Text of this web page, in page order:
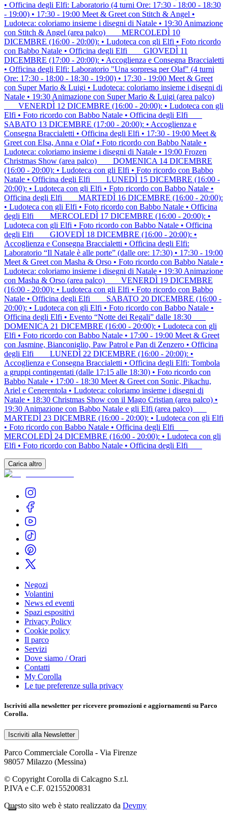
• Officina degli Elfi: Laboratorio (4 turni Ore: 17:30 - 18:00 - 18:30
- 19:00) • 17:30 - 19:00 Meet & Greet con Stitch & Angel •
Ludoteca: coloriamo insieme i disegni di Natale • 19:30 Animazione
con Stitch & Angel (area palco) ___ MERCOLEDÌ 10
DICEMBRE (16:00 - 20:00): • Ludoteca con gli Elfi • Foto ricordo
con Babbo Natale • Officina degli Elfi ___ GIOVEDÌ 11
DICEMBRE (17:00 - 20:00): • Accoglienza e Consegna Braccialetti
• Officina degli Elfi: Laboratorio "Una sorpresa per Olaf" (4 turni
Ore: 17:30 - 18:00 - 18:30 - 19:00) • 17:30 - 19:00 Meet & Greet
con Super Mario & Luigi • Ludoteca: coloriamo insieme i disegni di
Natale • 19:30 Animazione con Super Mario & Luigi (area palco)
___ VENERDÌ 12 DICEMBRE (16:00 - 20:00): • Ludoteca con gli
Elfi • Foto ricordo con Babbo Natale • Officina degli Elfi ___
SABATO 13 DICEMBRE (17:00 - 20:00): • Accoglienza e
Consegna Braccialetti • Officina degli Elfi • 17:30 - 19:00 Meet &
Greet con Elsa, Anna e Olaf • Foto ricordo con Babbo Natale •
Ludoteca: coloriamo insieme i disegni di Natale • 19:00 Frozen
Christmas Show (area palco) ___ DOMENICA 14 DICEMBRE
(16:00 - 20:00): • Ludoteca con gli Elfi • Foto ricordo con Babbo
Natale • Officina degli Elfi ___ LUNEDÌ 15 DICEMBRE (16:00 -
20:00): • Ludoteca con gli Elfi • Foto ricordo con Babbo Natale •
Officina degli Elfi ___ MARTEDÌ 16 DICEMBRE (16:00 - 20:00):
• Ludoteca con gli Elfi • Foto ricordo con Babbo Natale • Officina
degli Elfi ___ MERCOLEDÌ 17 DICEMBRE (16:00 - 20:00): •
Ludoteca con gli Elfi • Foto ricordo con Babbo Natale • Officina
degli Elfi ___ GIOVEDÌ 18 DICEMBRE (16:00 - 20:00): •
Accoglienza e Consegna Braccialetti • Officina degli Elfi:
Laboratorio “Il Natale è alle porte” (dalle ore: 17:30) • 17:30 - 19:00
Meet & Greet con Masha & Orso • Foto ricordo con Babbo Natale •
Ludoteca: coloriamo insieme i disegni di Natale • 19:30 Animazione
con Masha & Orso (area palco) ___ VENERDÌ 19 DICEMBRE
(16:00 - 20:00): • Ludoteca con gli Elfi • Foto ricordo con Babbo
Natale • Officina degli Elfi ___ SABATO 20 DICEMBRE (16:00 -
20:00): • Ludoteca con gli Elfi • Foto ricordo con Babbo Natale •
Officina degli Elfi • Evento “Notte dei Regali” dalle 18:30 ___
DOMENICA 21 DICEMBRE (16:00 - 20:00): • Ludoteca con gli
Elfi • Foto ricordo con Babbo Natale • 17:00 - 19:00 Meet & Greet
con Jasmine, Bianconiglio, Paw Patrol e Pan di Zenzero • Officina
degli Elfi ___ LUNEDÌ 22 DICEMBRE (16:00 - 20:00): •
Accoglienza e Consegna Braccialetti • Officina degli Elfi: Tombola
a gruppi contingentati (dalle 17:15 alle 18:30) • Foto ricordo con
Babbo Natale • 17:00 - 18:30 Meet & Greet con Sonic, Pikachu,
Ariel e Cenerentola • Ludoteca: coloriamo insieme i disegni di
Natale • 18:30 Christmas Show con il Mago Cristian (area palco) •
19:30 Animazione con Babbo Natale e gli Elfi (area palco) ___
MARTEDÌ 23 DICEMBRE (16:00 - 20:00): • Ludoteca con gli Elfi
• Foto ricordo con Babbo Natale • Officina degli Elfi ___
MERCOLEDÌ 24 DICEMBRE (16:00 - 20:00): • Ludoteca con gli
Elfi • Foto ricordo con Babbo Natale • Officina degli Elfi ___
Carica altro
Negozi
Volantini
News ed eventi
Spazi espositivi
Privacy Policy
Cookie policy
Il parco
Servizi
Dove siamo / Orari
Contatti
My Corolla
Le tue preferenze sulla privacy
Iscriviti alla newsletter per ricevere promozioni e aggiornamenti su Parco
Corolla.
Iscriviti alla Newsletter
Parco Commerciale Corolla - Via Firenze
98057 Milazzo (Messina)
© Copyright Corolla di Calcagno S.r.l.
P.IVA e C.F. 02155200831
Questo sito web è stato realizzato da Devmy